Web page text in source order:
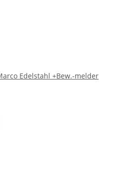
Edelstahl +Bew.-melder